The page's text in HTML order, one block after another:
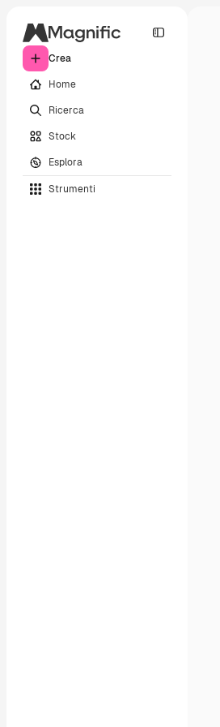
Crea
Home
Ricerca
Stock
Esplora
Strumenti